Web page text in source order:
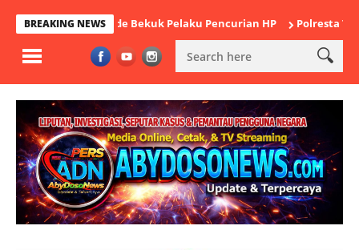
BREAKING NEWS
Cikande Bekuk Pelaku Pencurian HP Polresta Tangerang